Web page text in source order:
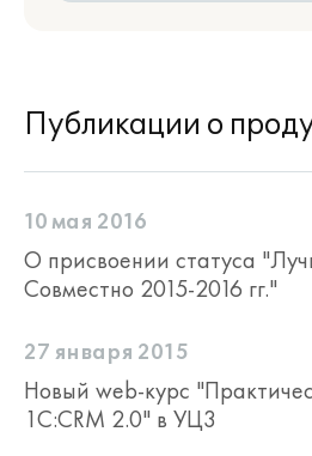
Публикации о
10 мая 2016
О присвоении статуса
Совместно 2015-2016 гг."
27 января 2015
Новый web-курс
1С:CRM 2.0" в УЦ3